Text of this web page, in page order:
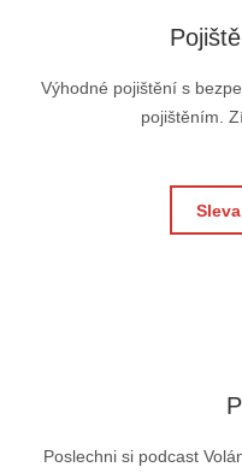
Výhodné pojištění s
pojištěním.
Poslechni si podcast